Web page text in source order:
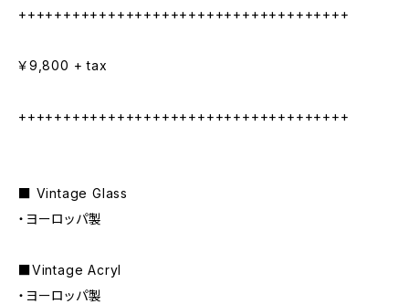
+++++++++++++++++++++++++++++++++++++
￥9,800 + tax
+++++++++++++++++++++++++++++++++++++
■ Vintage Glass
・ヨーロッパ製
■Vintage Acryl
・ヨーロッパ製